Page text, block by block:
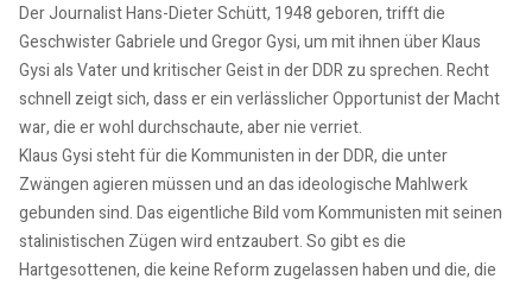
Der Journalist Hans-Dieter Schütt, 1948 geboren, trifft die
Geschwister Gabriele und Gregor Gysi, um mit ihnen über Klaus
Gysi als Vater und kritischer Geist in der DDR zu sprechen. Recht
schnell zeigt sich, dass er ein verlässlicher Opportunist der Macht
war, die er wohl durchschaute, aber nie verriet.
Klaus Gysi steht für die Kommunisten in der DDR, die unter
Zwängen agieren müssen und an das ideologische Mahlwerk
gebunden sind. Das eigentliche Bild vom Kommunisten mit seinen
stalinistischen Zügen wird entzaubert. So gibt es die
Hartgesottenen, die keine Reform zugelassen haben und die, die